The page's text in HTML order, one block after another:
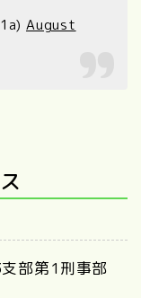
August
部第1刑事部